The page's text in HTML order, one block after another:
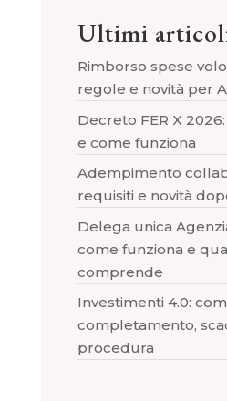
Ultimi
Rimborso spese
regole e novità per
Decreto FER X
e come funziona
Adempimento
requisiti e novità
Delega unica
come funziona e
comprende
Investimenti 4.0:
completamento,
procedura